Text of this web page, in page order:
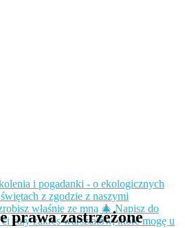
prawa zastrzeżone